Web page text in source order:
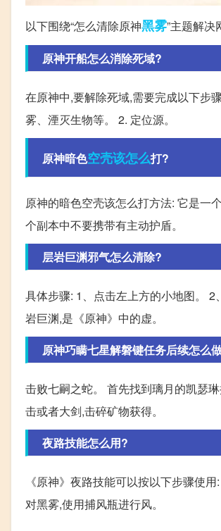
以下围绕“怎么清除原神黑雾”主题解决
原神开船怎么消除死域?
在原神中,要解除死域,需要完成以下步
雾、湮灭生物等。 2. 定位源。
原神暗色空壳该怎么打?
原神的暗色空壳该怎么打方法: 它是一
个副本中不要携带有主动护盾。
层岩巨渊邪气怎么清除?
具体步骤: 1、点击左上方的小地图。
岩巨渊,是《原神》中的虚。
原神巧瞒七星解磐键任务后续怎么
击败七嗣之蛇。 首先找到璃月的凯瑟
击或者大剑,击碎矿物获得。
夜路技能怎么用?
《原神》夜路技能可以按以下步骤使
对黑雾,使用捕风瓶进行风。